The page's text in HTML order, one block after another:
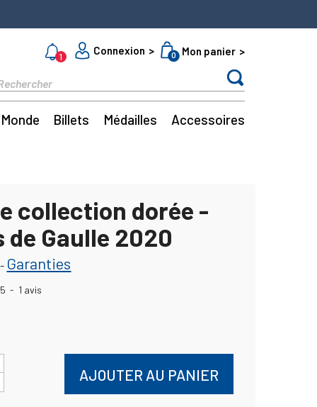
1
Connexion 0 Mon panier
Monde Billets Médailles Accessoires
collection dorée -
de Gaulle 2020
Garanties
5 - 1 avis
AJOUTER AU PANIER